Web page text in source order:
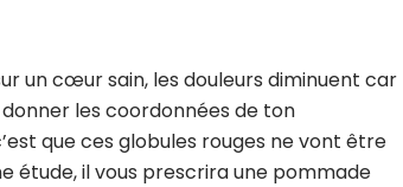
un cœur sain, les douleurs diminuent car
les coordonnées de ton
que ces globules rouges ne vont être
étude, il vous prescrira une pommade